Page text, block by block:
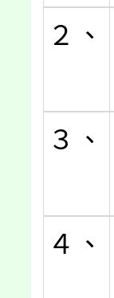
２、
３、
４、